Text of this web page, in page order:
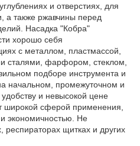
и отверстиях, для
а также ржавчины перед
Насадка "Кобра"
хорошо себя
с металлом, пластмассой,
сталями, фарфором, стеклом,
подборе инструмента и
начальном, промежуточном и
и невысокой цене
широкой сферой применения,
экономичностью. Не
респираторах щитках и других